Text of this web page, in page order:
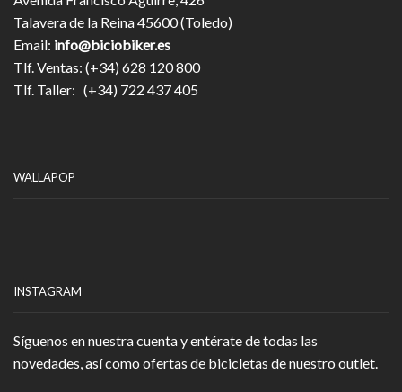
Talavera de la Reina 45600 (Toledo)
Email: info@biciobiker.es
Tlf. Ventas: (+34) 628 120 800
Tlf. Taller: (+34) 722 437 405
WALLAPOP
INSTAGRAM
Síguenos en nuestra cuenta y entérate de todas las
novedades, así como ofertas de bicicletas de nuestro outlet.